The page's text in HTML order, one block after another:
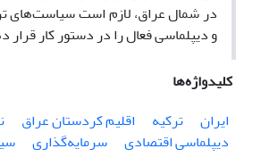
در شمال عراق، لازم است سیاست‌های
و دیپلماسی فعال را در دستور کار قرار
کلیدواژه‌ها
ایران
ترکیه اقلیم کردستان عراق
دیپلماسی اقتصادی
سرمایه‌گذاری